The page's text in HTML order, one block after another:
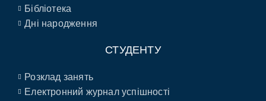
Бібліотека
Дні народження
СТУДЕНТУ
Розклад занять
Електронний журнал успішності